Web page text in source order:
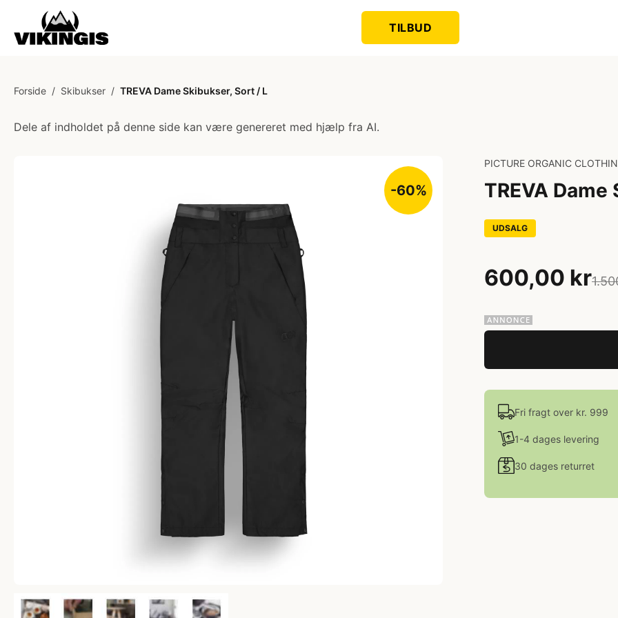
TILBUD
Forside / Skibukser / TREVA Dame Skibukser, Sort / L
Dele af indholdet på denne side kan være genereret med hjælp fra AI.
-60%
PICTURE ORGANIC
TREVA
UDSALG
600,00 kr
Fri fragt over kr. 999
1-4 dages levering
30 dages returret